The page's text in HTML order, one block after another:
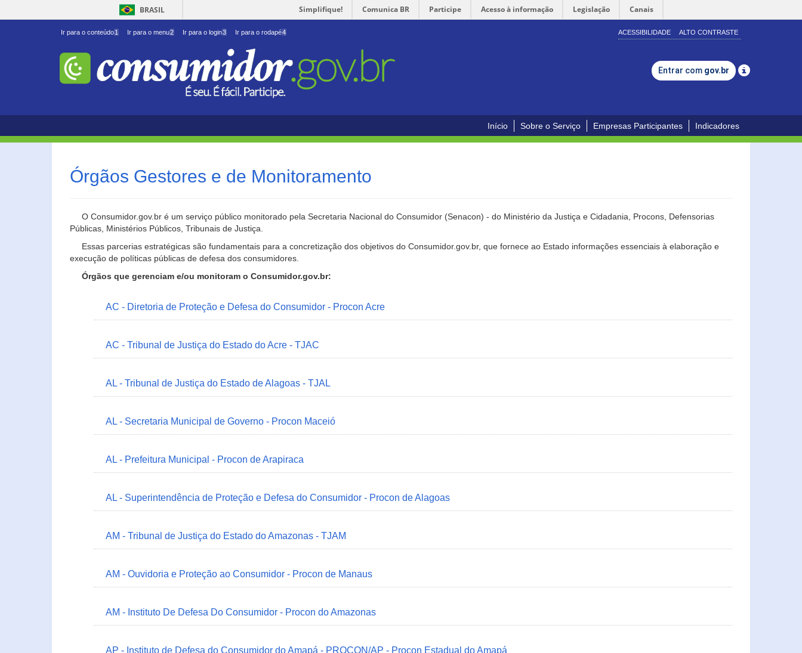
BRASIL Simplifique! Comunica BR Participe Acesso à informação Legislação Canais
Ir para o conteúdo1 Ir para o menu2 Ir para o login3 Ir para o rodapé4 ACESSIBILIDADE ALTO CONTRASTE
Entrar com gov.br
Início Sobre o Serviço Empresas Participantes Indicadores
Órgãos Gestores e de Monitoramento
O Consumidor.gov.br é um serviço público monitorado pela Secretaria Nacional do Consumidor (Senacon) - do Ministério da Justiça e Cidadania, Procons, Defensorias
Públicas, Ministérios Públicos, Tribunais de Justiça.
Essas parcerias estratégicas são fundamentais para a concretização dos objetivos do Consumidor.gov.br, que fornece ao Estado informações essenciais à elaboração e
execução de políticas públicas de defesa dos consumidores.
Órgãos que gerenciam e/ou monitoram o Consumidor.gov.br:
AC - Diretoria de Proteção e Defesa do Consumidor - Procon Acre
AC - Tribunal de Justiça do Estado do Acre - TJAC
AL - Tribunal de Justiça do Estado de Alagoas - TJAL
AL - Secretaria Municipal de Governo - Procon Maceió
AL - Prefeitura Municipal - Procon de Arapiraca
AL - Superintendência de Proteção e Defesa do Consumidor - Procon de Alagoas
AM - Tribunal de Justiça do Estado do Amazonas - TJAM
AM - Ouvidoria e Proteção ao Consumidor - Procon de Manaus
AM - Instituto De Defesa Do Consumidor - Procon do Amazonas
AP - Instituto de Defesa do Consumidor do Amapá - PROCON/AP - Procon Estadual do Amapá